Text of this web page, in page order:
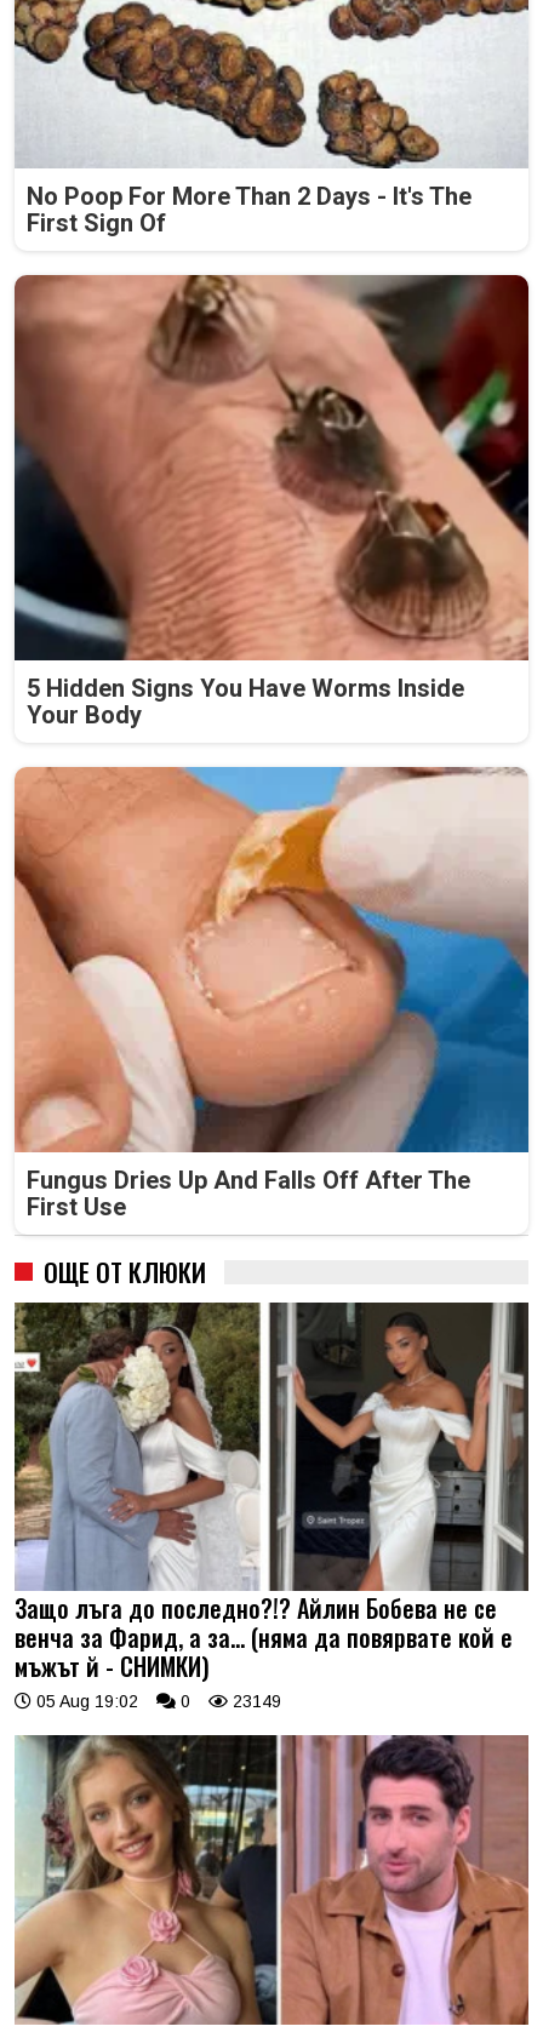
No Poop For More Than 2 Days - It's The
First Sign Of
5 Hidden Signs You Have Worms Inside
Your Body
Fungus Dries Up And Falls Off After The
First Use
ОЩЕ ОТ КЛЮКИ
Защо лъга до последно?!? Айлин Бобева не се
венча за Фарид, а за... (няма да повярвате кой е
мъжът й - СНИМКИ)
05 Aug 19:02 0 23149